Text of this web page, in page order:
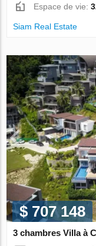
Espace de vie:
Siam Real Estate
$ 707 148
3 chambres Villa à